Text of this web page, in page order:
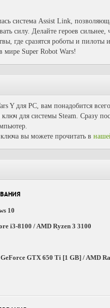
система Assist Link,
силу. Делайте героев
где сразятся роботы и пилоты
Super Robot Wars!
Y для PC, вам понадобится
для системы Steam. Сразу
вы можете прочитать в
10
i3-8100 / AMD Ryzen 3 3100
GTX 650 Ti [1 GB] / AMD